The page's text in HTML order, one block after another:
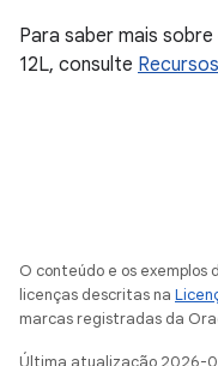
Para saber mais
12L, consulte
O conteúdo e os
licenças descritas na
marcas registradas da
Última atualização 2026-